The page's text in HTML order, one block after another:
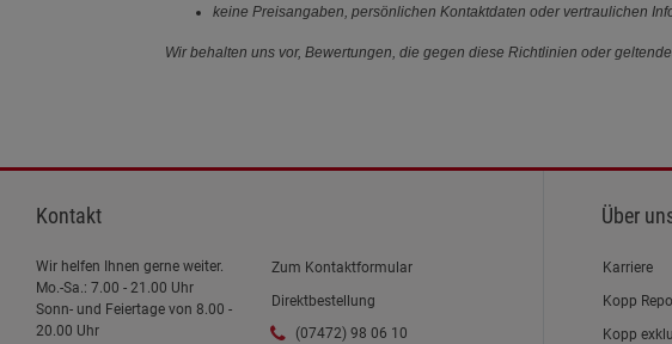
keine Preisangaben, persönlichen Kontaktdaten oder vertraulichen
Wir behalten uns vor, Bewertungen, die gegen diese Richtlinien oder
Kontakt
Wir helfen Ihnen gerne weiter.
Mo.-Sa.: 7.00 - 21.00 Uhr
Sonn- und Feiertage von 8.00 -
20.00 Uhr
Zum Kontaktformular
Direktbestellung
(07472) 98 06 10
Über
Karriere
Kopp
Kopp